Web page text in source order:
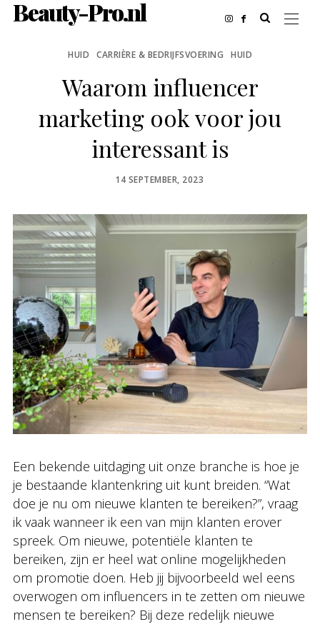
Beauty-Pro.nl
HUID CARRIÈRE & BEDRIJFSVOERING HUID
Waarom influencer
marketing ook voor jou
interessant is
POSTED
14 SEPTEMBER, 2023
Een bekende uitdaging uit onze branche is hoe je
je bestaande klantenkring uit kunt breiden. “Wat
doe je nu om nieuwe klanten te bereiken?”, vraag
ik vaak wanneer ik een van mijn klanten erover
spreek. Om nieuwe, potentiële klanten te
bereiken, zijn er heel wat online mogelijkheden
om promotie doen. Heb jij bijvoorbeeld wel eens
overwogen om influencers in te zetten om nieuwe
mensen te bereiken? Bij deze redelijk nieuwe